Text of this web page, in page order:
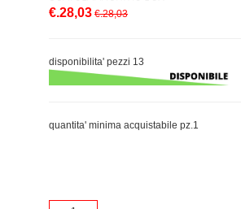
€.28,03 €.28,03
disponibilita' pezzi 13
quantita' minima acquistabile pz.1